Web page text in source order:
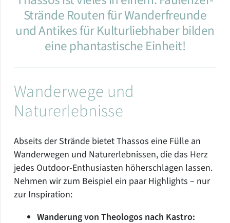
Strände Routen für Wanderfreunde
und Antikes für Kulturliebhaber bilden
eine phantastische Einheit!
Wanderwege und
Naturerlebnisse
Abseits der Strände bietet Thassos eine Fülle an
Wanderwegen und Naturerlebnissen, die das Herz
jedes Outdoor-Enthusiasten höherschlagen lassen.
Nehmen wir zum Beispiel ein paar Highlights – nur
zur Inspiration:
Wanderung von Theologos nach Kastro: